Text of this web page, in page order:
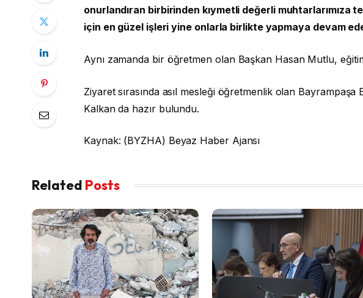
onurlandıran birbirinden kıymetli değerli muhtarlarımıza
için en güzel işleri yine onlarla birlikte yapmaya devam
Aynı zamanda bir öğretmen olan Başkan Hasan Mutlu,
Ziyaret sırasında asıl mesleği öğretmenlik olan Bayrampaşa
Kalkan da hazır bulundu.
Kaynak: (BYZHA) Beyaz Haber Ajansı
Related Posts